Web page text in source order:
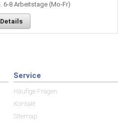
Details
Service
Häufige Fragen
Kontakt
Sitemap